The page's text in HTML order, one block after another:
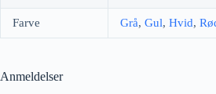
Farve Grå, Gul, Hvid,
Anmeldelser